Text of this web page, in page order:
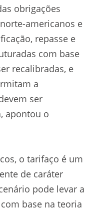
obrigações
americanos e
repasse e
com base
recalibradas, e
a
ser
apontou o
o tarifaço é um
de caráter
pode levar a
base na teoria